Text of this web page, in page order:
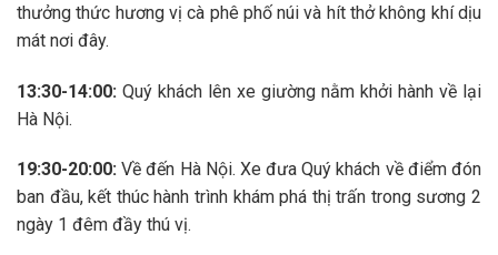
thưởng thức hương vị cà phê phố núi và hít thở không khí dịu
mát nơi đây.
13:30-14:00: Quý khách lên xe giường nằm khởi hành về lại
Hà Nội.
19:30-20:00: Về đến Hà Nội. Xe đưa Quý khách về điểm đón
ban đầu, kết thúc hành trình khám phá thị trấn trong sương 2
ngày 1 đêm đầy thú vị.